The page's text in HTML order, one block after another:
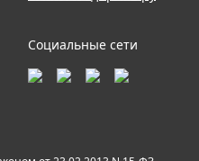
Социальные сети